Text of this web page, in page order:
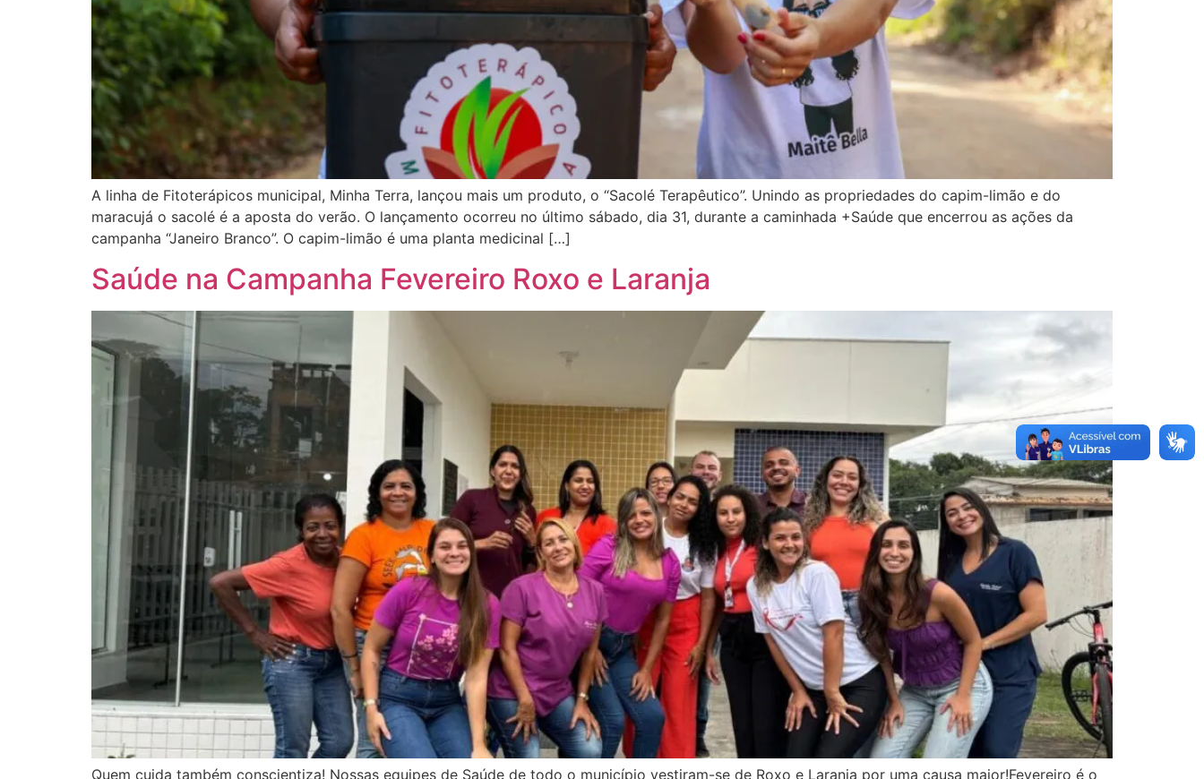
A linha de Fitoterápicos municipal, Minha Terra, lançou mais um produto, o “Sacolé Terapêutico”. Unindo as propriedades do capim-limão e do
maracujá o sacolé é a aposta do verão. O lançamento ocorreu no último sábado, dia 31, durante a caminhada +Saúde que encerrou as ações da
campanha “Janeiro Branco”. O capim-limão é uma planta medicinal […]
Saúde na Campanha Fevereiro Roxo e Laranja
Quem cuida também conscientiza! Nossas equipes de Saúde de todo o município vestiram-se de Roxo e Laranja por uma causa maior!Fevereiro é o